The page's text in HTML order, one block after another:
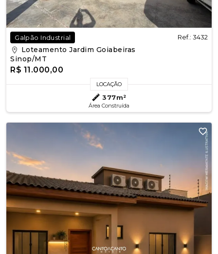
Galpão Industrial Ref.: 3432
Loteamento Jardim Goiabeiras
Sinop/MT
R$ 11.000,00
LOCAÇÃO
377m²
Área Construída